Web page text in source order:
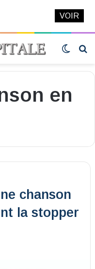
Switch
en
chanson
la stopper
VOIR